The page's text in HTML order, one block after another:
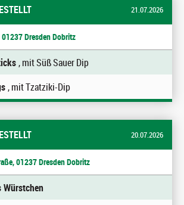
21.07.2026
Dresden Dobritz
, mit Süß Sauer Dip
, mit Tzatziki-Dip
20.07.2026
01237 Dresden Dobritz
Würstchen